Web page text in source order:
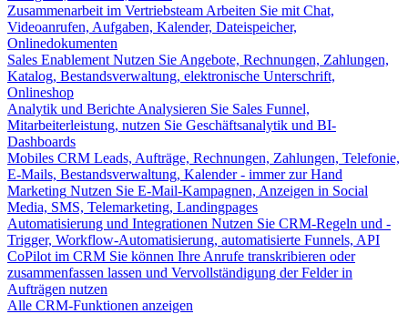
Zusammenarbeit im Vertriebsteam Arbeiten Sie mit Chat,
Videoanrufen, Aufgaben, Kalender, Dateispeicher,
Onlinedokumenten
Sales Enablement Nutzen Sie Angebote, Rechnungen, Zahlungen,
Katalog, Bestandsverwaltung, elektronische Unterschrift,
Onlineshop
Analytik und Berichte Analysieren Sie Sales Funnel,
Mitarbeiterleistung, nutzen Sie Geschäftsanalytik und BI-
Dashboards
Mobiles CRM Leads, Aufträge, Rechnungen, Zahlungen, Telefonie,
E-Mails, Bestandsverwaltung, Kalender - immer zur Hand
Marketing Nutzen Sie E-Mail-Kampagnen, Anzeigen in Social
Media, SMS, Telemarketing, Landingpages
Automatisierung und Integrationen Nutzen Sie CRM-Regeln und -
Trigger, Workflow-Automatisierung, automatisierte Funnels, API
CoPilot im CRM Sie können Ihre Anrufe transkribieren oder
zusammenfassen lassen und Vervollständigung der Felder in
Aufträgen nutzen
Alle CRM-Funktionen anzeigen